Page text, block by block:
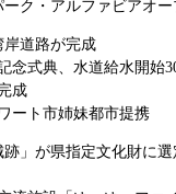
ク・アルファビアオー
岸道路が完成
念式典、水道給水開始
成
ート市姉妹都市提携
」が県指定文化財に選